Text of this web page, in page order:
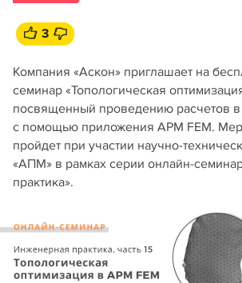
3
Компания «Аскон» приглашает на
семинар «Топологическая
посвященный проведению расчетов
с помощью приложения APM FEM.
пройдет при участии научно-
«АПМ» в рамках серии онлайн-
практика».